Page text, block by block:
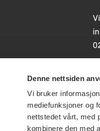
Denne nettsiden
Vi bruker
mediefunksjoner og
nettstedet vårt, med
kombinere den med